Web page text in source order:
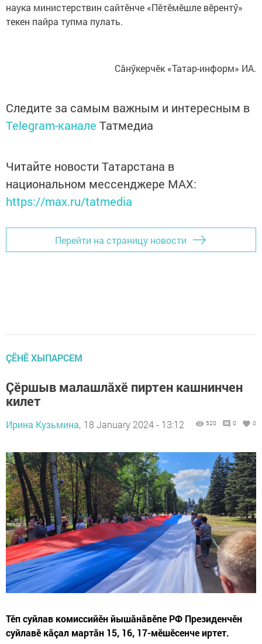
наука министерствин сайтӗнче «Пӗтӗмӗшле вӗрентӳ»
текен пайра тупма пулать.
Сăнӳкерчӗк «Татар-информ» ИА.
Следите за самым важным и интересным в
Telegram-канале Татмедиа
Читайте новости Татарстана в
национальном мессенджере MАХ:
https://max.ru/tatmedia
Перейти на страницу новости
ÇӖНӖ ХЫПАРСЕМ
Çӗршыв малашлăхӗ пиртен кашнинчен
килет
Ирина Кузьмина, 18 January 2024 - 13:12 520 0 0
Тӗп суйлав комиссийӗн йышăнăвӗпе РФ Президенчӗн
суйлавӗ кăçал мартăн 15, 16, 17-мӗшӗсенче иртет.